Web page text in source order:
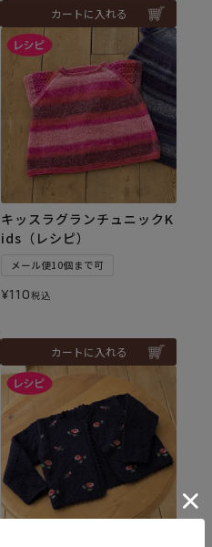
カートに入れる
キッスラグランチュニックK
ids（レシピ）
メール便10個まで可
¥110税込
カートに入れる